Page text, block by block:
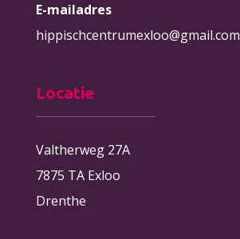
E-mailadres
hippischcentrumexloo@gmail.com
Locatie
Valtherweg 27A
7875 TA Exloo
Drenthe